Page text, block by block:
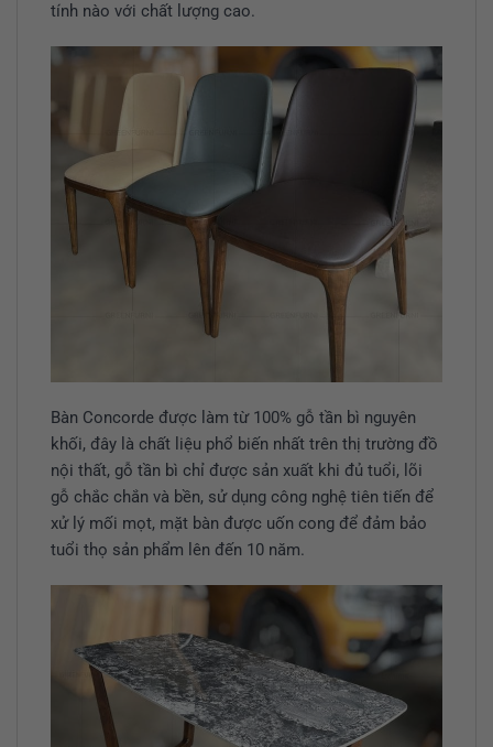
tính nào với chất lượng cao.
Bàn Concorde được làm từ 100% gỗ tần bì nguyên
khối, đây là chất liệu phổ biến nhất trên thị trường đồ
nội thất, gỗ tần bì chỉ được sản xuất khi đủ tuổi, lõi
gỗ chắc chắn và bền, sử dụng công nghệ tiên tiến để
xử lý mối mọt, mặt bàn được uốn cong để đảm bảo
tuổi thọ sản phẩm lên đến 10 năm.